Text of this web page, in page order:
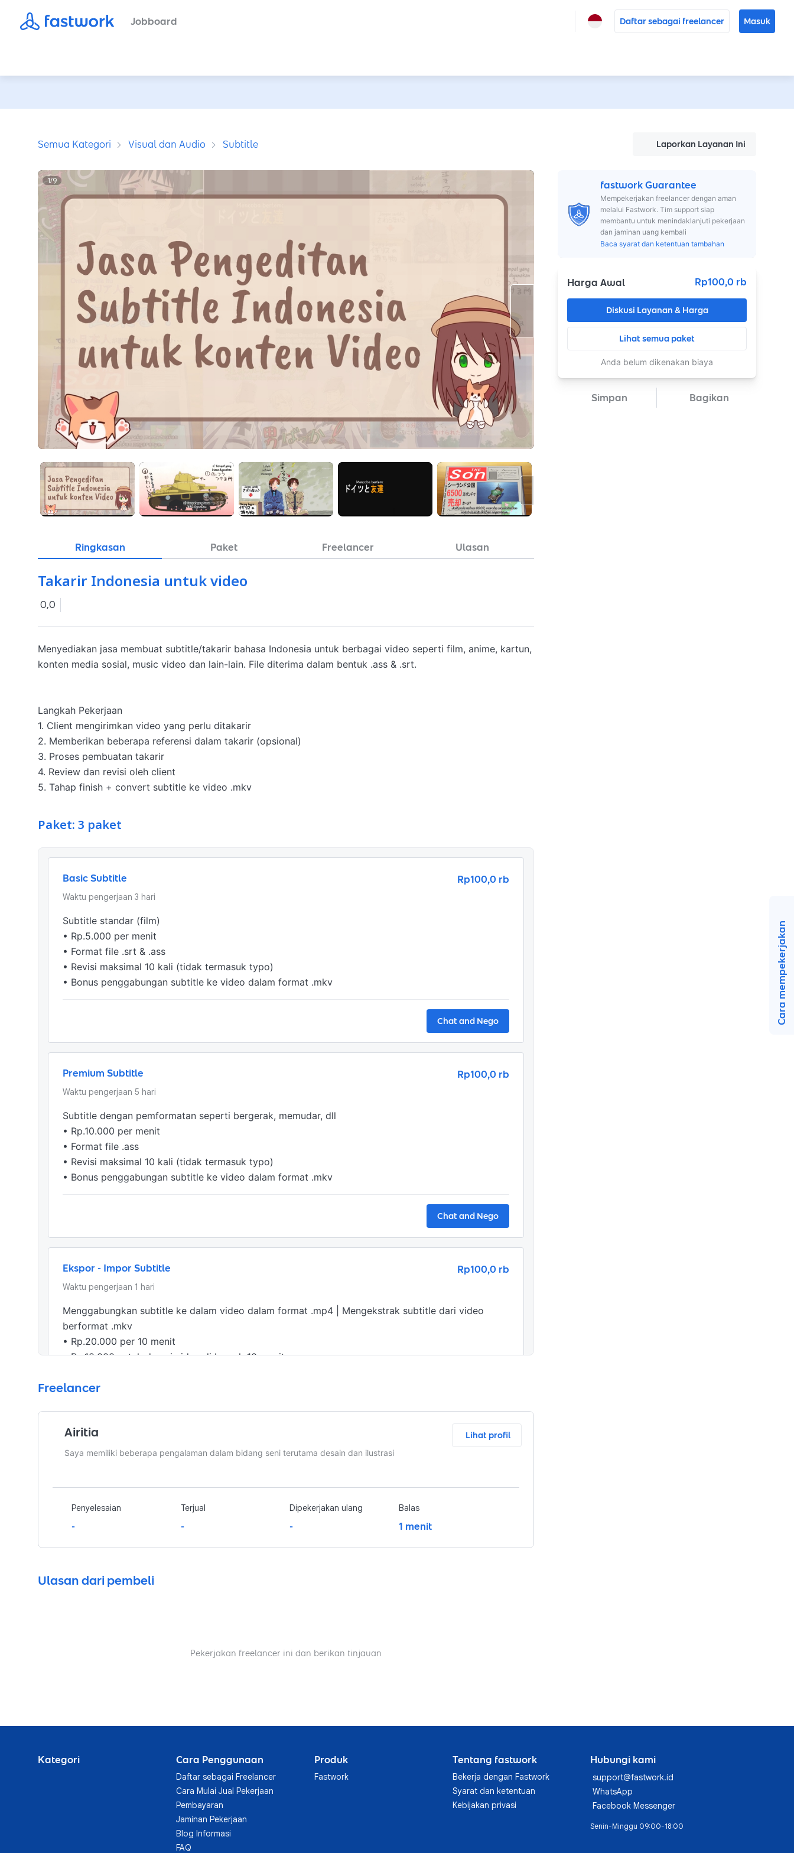
Jobboard Daftar sebagai freelancer Masuk
Semua Kategori Visual dan Audio Subtitle Laporkan Layanan Ini
1/9
Ringkasan Paket Freelancer Ulasan
Takarir Indonesia untuk video
0,0
Menyediakan jasa membuat subtitle/takarir bahasa Indonesia untuk berbagai video seperti film, anime, kartun,
konten media sosial, music video dan lain-lain. File diterima dalam bentuk .ass & .srt.
Langkah Pekerjaan
1. Client mengirimkan video yang perlu ditakarir
2. Memberikan beberapa referensi dalam takarir (opsional)
3. Proses pembuatan takarir
4. Review dan revisi oleh client
5. Tahap finish + convert subtitle ke video .mkv
Paket: 3 paket
Basic Subtitle Rp100,0 rb
Waktu pengerjaan 3 hari
Subtitle standar (film)
• Rp.5.000 per menit
• Format file .srt & .ass
• Revisi maksimal 10 kali (tidak termasuk typo)
• Bonus penggabungan subtitle ke video dalam format .mkv
Chat and Nego
Premium Subtitle Rp100,0 rb
Waktu pengerjaan 5 hari
Subtitle dengan pemformatan seperti bergerak, memudar, dll
• Rp.10.000 per menit
• Format file .ass
• Revisi maksimal 10 kali (tidak termasuk typo)
• Bonus penggabungan subtitle ke video dalam format .mkv
Chat and Nego
Ekspor - Impor Subtitle Rp100,0 rb
Waktu pengerjaan 1 hari
Menggabungkan subtitle ke dalam video dalam format .mp4 | Mengekstrak subtitle dari video
berformat .mkv
• Rp.20.000 per 10 menit
• Rp.10.000 untuk durasi video di bawah 10 menit
Freelancer
Airitia
Saya memiliki beberapa pengalaman dalam bidang seni terutama desain dan ilustrasi
Lihat profil
Penyelesaian
-
Terjual
-
Dipekerjakan ulang
-
Balas
1 menit
Ulasan dari pembeli
Pekerjakan freelancer ini dan berikan tinjauan
fastwork Guarantee
Mempekerjakan freelancer dengan aman
melalui Fastwork. Tim support siap
membantu untuk menindaklanjuti pekerjaan
dan jaminan uang kembali
Baca syarat dan ketentuan tambahan
Harga Awal Rp100,0 rb
Diskusi Layanan & Harga
Lihat semua paket
Anda belum dikenakan biaya
Simpan Bagikan
Cara mempekerjakan
Kategori Cara Penggunaan
Daftar sebagai Freelancer
Cara Mulai Jual Pekerjaan
Pembayaran
Jaminan Pekerjaan
Blog Informasi
FAQ
Produk
Fastwork
Tentang fastwork
Bekerja dengan Fastwork
Syarat dan ketentuan
Kebijakan privasi
Hubungi kami
support@fastwork.id
WhatsApp
Facebook Messenger
Senin-Minggu 09:00-18:00